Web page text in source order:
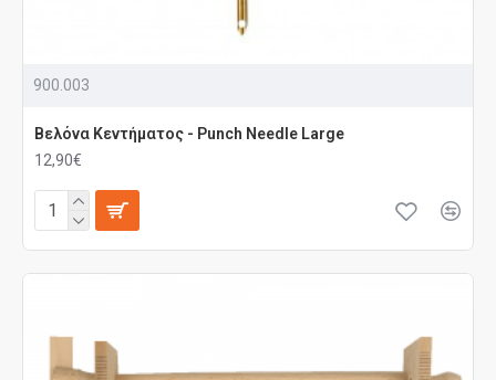
900.003
Βελόνα Κεντήματος - Punch Needle Large
12,90€